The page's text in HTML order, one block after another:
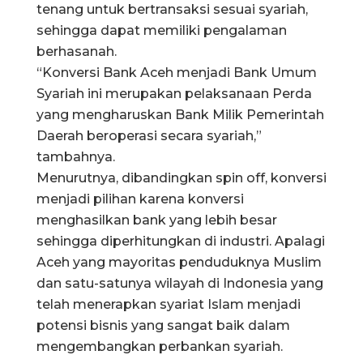
tenang untuk bertransaksi sesuai syariah,
sehingga dapat memiliki pengalaman
berhasanah.
“Konversi Bank Aceh menjadi Bank Umum
Syariah ini merupakan pelaksanaan Perda
yang mengharuskan Bank Milik Pemerintah
Daerah beroperasi secara syariah,”
tambahnya.
Menurutnya, dibandingkan spin off, konversi
menjadi pilihan karena konversi
menghasilkan bank yang lebih besar
sehingga diperhitungkan di industri. Apalagi
Aceh yang mayoritas penduduknya Muslim
dan satu-satunya wilayah di Indonesia yang
telah menerapkan syariat Islam menjadi
potensi bisnis yang sangat baik dalam
mengembangkan perbankan syariah.